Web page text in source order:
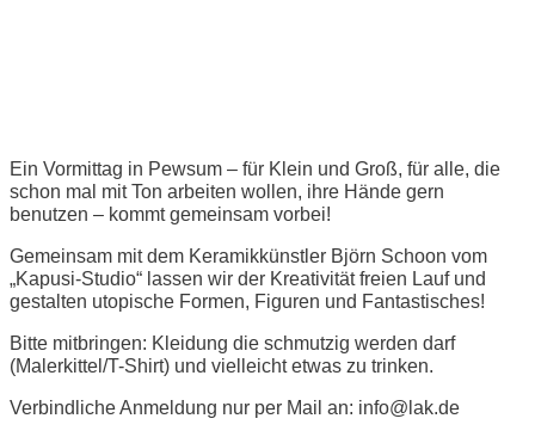
Ein Vormittag in Pewsum – für Klein und Groß, für alle, die
schon mal mit Ton arbeiten wollen, ihre Hände gern
benutzen – kommt gemeinsam vorbei!
Gemeinsam mit dem Keramikkünstler Björn Schoon vom
„Kapusi-Studio“ lassen wir der Kreativität freien Lauf und
gestalten utopische Formen, Figuren und Fantastisches!
Bitte mitbringen: Kleidung die schmutzig werden darf
(Malerkittel/T-Shirt) und vielleicht etwas zu trinken.
Verbindliche Anmeldung nur per Mail an: info@lak.de